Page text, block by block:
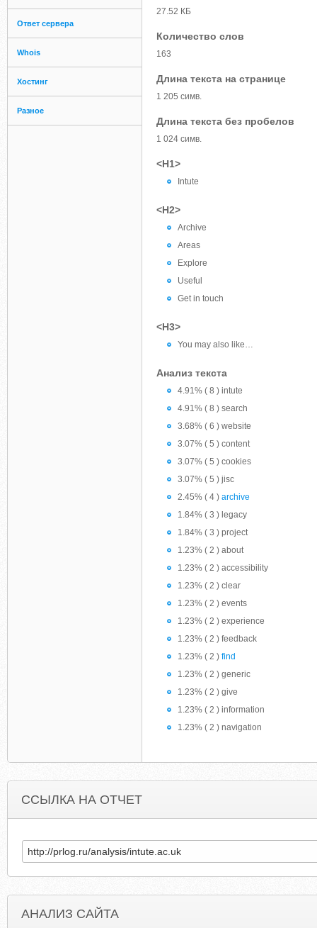
Ответ сервера
Whois
Хостинг
Разное
27.52 КБ
Количество слов
163
Длина текста на странице
1 205 симв.
Длина текста без пробелов
1 024 симв.
<H1>
Intute
<H2>
Archive
Areas
Explore
Useful
Get in touch
<H3>
You may also like…
Анализ текста
4.91% ( 8 ) intute
4.91% ( 8 ) search
3.68% ( 6 ) website
3.07% ( 5 ) content
3.07% ( 5 ) cookies
3.07% ( 5 ) jisc
2.45% ( 4 ) archive
1.84% ( 3 ) legacy
1.84% ( 3 ) project
1.23% ( 2 ) about
1.23% ( 2 ) accessibility
1.23% ( 2 ) clear
1.23% ( 2 ) events
1.23% ( 2 ) experience
1.23% ( 2 ) feedback
1.23% ( 2 ) find
1.23% ( 2 ) generic
1.23% ( 2 ) give
1.23% ( 2 ) information
1.23% ( 2 ) navigation
ССЫЛКА НА ОТЧЕТ
АНАЛИЗ САЙТА